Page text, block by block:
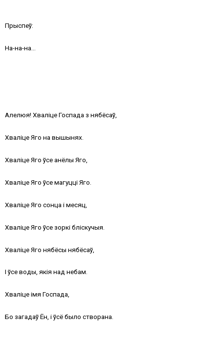
Прыспеў:
На-на-на…
Алелюя! Хваліце Госпада з нябёсаў,
Хваліце Яго на вышынях.
Хваліце Яго ўсе анёлы Яго,
Хваліце Яго ўсе магуцці Яго.
Хваліце Яго сонца і месяц,
Хваліце Яго ўсе зоркі бліскучыя.
Хваліце Яго нябёсы нябёсаў,
І ўсе воды, якія над небам.
Хваліце імя Госпада,
Бо загадаў Ён, і ўсё было створана.